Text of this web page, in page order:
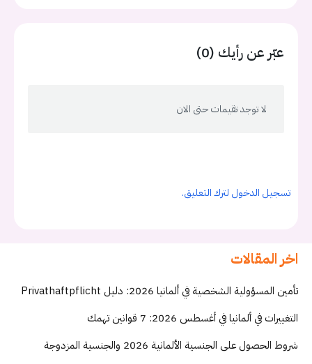
عبّر عن رأيك (0)
لا توجد تقيمات حتى الان
تسجيل الدخول لترك التعليق.
اخر المقالات
تأمين المسؤولية الشخصية في ألمانيا 2026: دليل Privathaftpflicht
التغييرات في ألمانيا في أغسطس 2026: 7 قوانين تهمك
شروط الحصول على الجنسية الألمانية 2026 والجنسية المزدوجة